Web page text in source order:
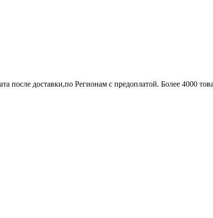
после доставки,по Регионам с предоплатой. Более 4000